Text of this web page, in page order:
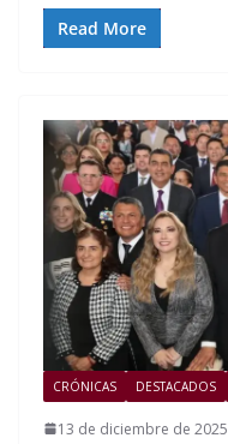
Read More
CRÓNICAS DESTACADOS
13 de diciembre de 2025